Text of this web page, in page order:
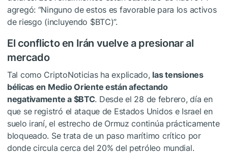
agregó: “Ninguno de estos es favorable para los activos
de riesgo (incluyendo $BTC)”.
El conflicto en Irán vuelve a presionar al
mercado
Tal como CriptoNoticias ha explicado, las tensiones
bélicas en Medio Oriente están afectando
negativamente a $BTC. Desde el 28 de febrero, día en
que se registró el ataque de Estados Unidos e Israel en
suelo iraní, el estrecho de Ormuz continúa prácticamente
bloqueado. Se trata de un paso marítimo crítico por
donde circula cerca del 20% del petróleo mundial.